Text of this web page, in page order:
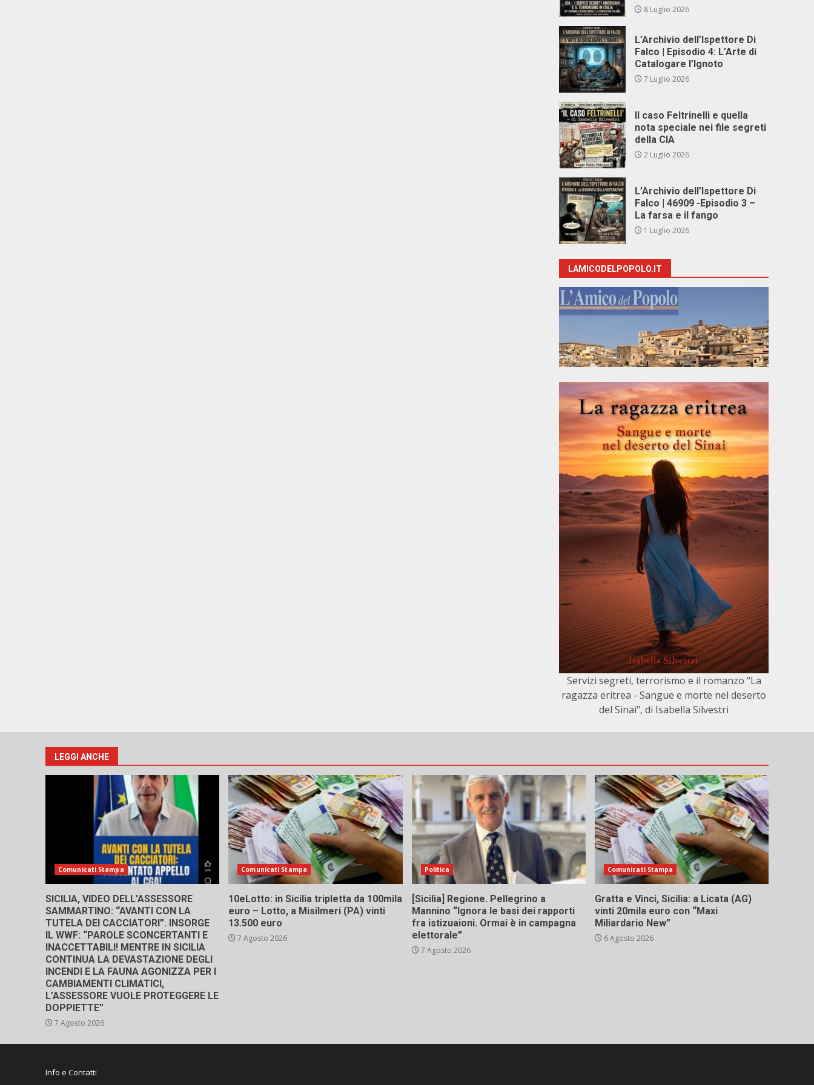
8 Luglio 2026
L’Archivio dell’Ispettore Di
Falco | Episodio 4: L’Arte di
Catalogare l’Ignoto
7 Luglio 2026
Il caso Feltrinelli e quella
nota speciale nei file segreti
della CIA
2 Luglio 2026
L’Archivio dell’Ispettore Di
Falco | 46909 -Episodio 3 –
La farsa e il fango
1 Luglio 2026
LAMICODELPOPOLO.IT
Servizi segreti, terrorismo e il romanzo "La
ragazza eritrea - Sangue e morte nel deserto
del Sinai", di Isabella Silvestri
LEGGI ANCHE
Comunicati Stampa
SICILIA, VIDEO DELL’ASSESSORE
SAMMARTINO: “AVANTI CON LA
TUTELA DEI CACCIATORI”. INSORGE
IL WWF: “PAROLE SCONCERTANTI E
INACCETTABILI! MENTRE IN SICILIA
CONTINUA LA DEVASTAZIONE DEGLI
INCENDI E LA FAUNA AGONIZZA PER I
CAMBIAMENTI CLIMATICI,
L’ASSESSORE VUOLE PROTEGGERE LE
DOPPIETTE”
7 Agosto 2026
Comunicati Stampa
10eLotto: in Sicilia tripletta da 100mila
euro – Lotto, a Misilmeri (PA) vinti
13.500 euro
7 Agosto 2026
Politica
[Sicilia] Regione. Pellegrino a
Mannino “Ignora le basi dei rapporti
fra istizuaioni. Ormai è in campagna
elettorale”
7 Agosto 2026
Comunicati Stampa
Gratta e Vinci, Sicilia: a Licata (AG)
vinti 20mila euro con “Maxi
Miliardario New”
6 Agosto 2026
Info e Contatti